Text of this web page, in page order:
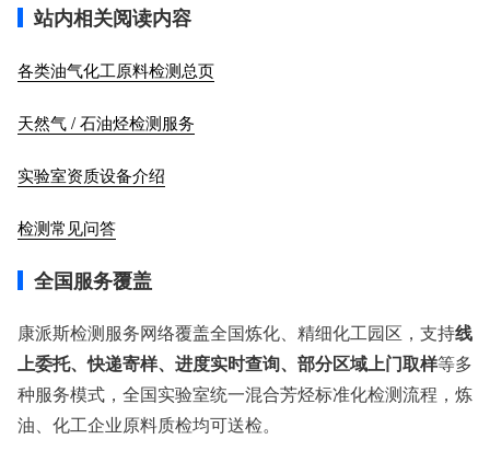
站内相关阅读内容
各类油气化工原料检测总页
天然气 / 石油烃检测服务
实验室资质设备介绍
检测常见问答
全国服务覆盖
康派斯检测服务网络覆盖全国炼化、精细化工园区，支持线
上委托、快递寄样、进度实时查询、部分区域上门取样等多
种服务模式，全国实验室统一混合芳烃标准化检测流程，炼
油、化工企业原料质检均可送检。